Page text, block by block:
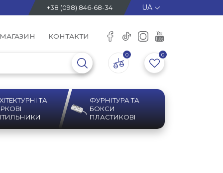
+38 (098) 846-68-34
КОНТАКТИ
0 0
ТА
ФУРНІТУРА ТА
БОКСИ
ПЛАСТИКОВІ